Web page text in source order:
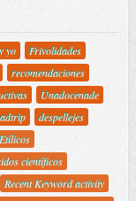
yo
Frivolidades
recomendaciones
Unadocenade
despellejes
científicos
Recent Keyword activity